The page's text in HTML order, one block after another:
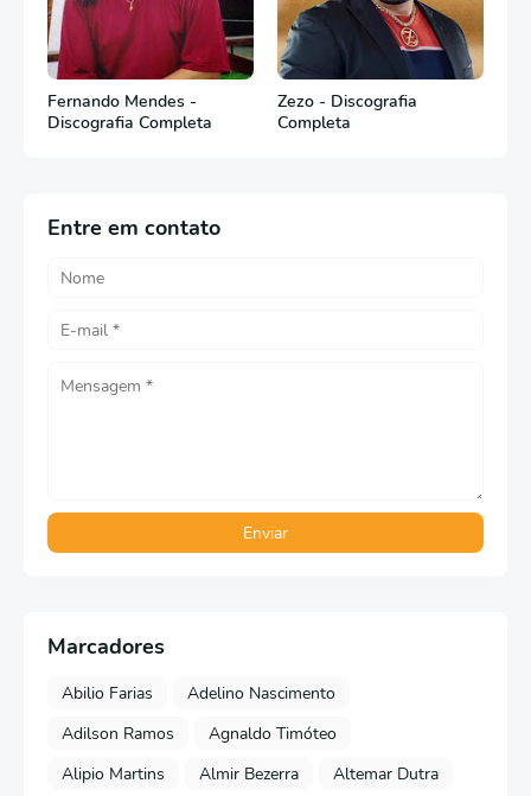
Fernando Mendes -
Discografia Completa
Zezo - Discografia
Completa
Entre em contato
Marcadores
Abilio Farias
Adelino Nascimento
Adilson Ramos
Agnaldo Timóteo
Alipio Martins
Almir Bezerra
Altemar Dutra